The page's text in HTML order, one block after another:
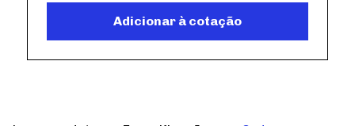
Adicionar à cotação